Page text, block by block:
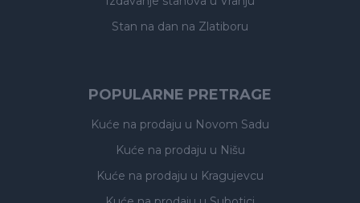
Stan na dan na Zlatiboru
POPULARNE PRETRAGE
Kuće na prodaju u Novom Sadu
Kuće na prodaju u Nišu
Kuće na prodaju u Kragujevcu